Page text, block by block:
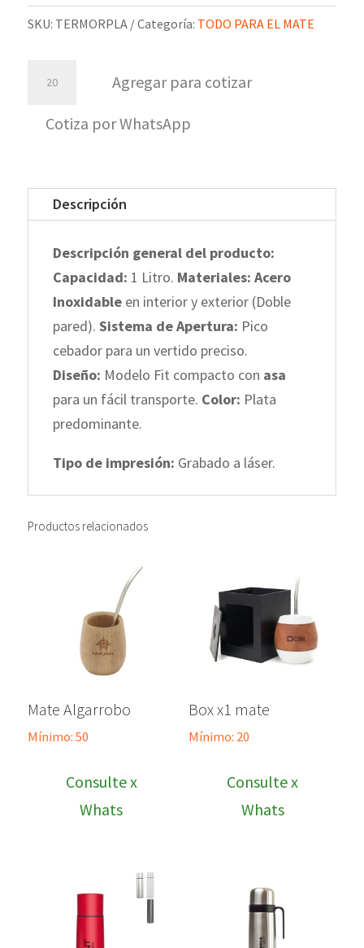
SKU: TERMORPLA Categoría: TODO PARA EL MATE
Total
Con
Asa
cantidad
Agregar para cotizar
Cotiza por WhatsApp
Descripción
Descripción general del producto:
Capacidad: 1 Litro. Materiales: Acero
Inoxidableen interior y exterior (Doble
pared). Sistema de Apertura: Pico
cebador para un vertido preciso.
Diseño: Modelo Fit compacto con asa
para un fácil transporte. Color: Plata
predominante.
Tipo de impresión: Grabado a láser.
Productos relacionados
Mate Algarrobo
Mínimo: 50
Consulte x
Whats
Box x1 mate
Mínimo: 20
Consulte x
Whats